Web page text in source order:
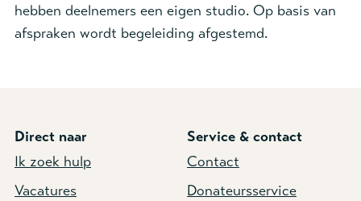
hebben deelnemers een eigen studio. Op basis van
afspraken wordt begeleiding afgestemd.
Direct naar
Ik zoek hulp
Vacatures
Service & contact
Contact
Donateursservice